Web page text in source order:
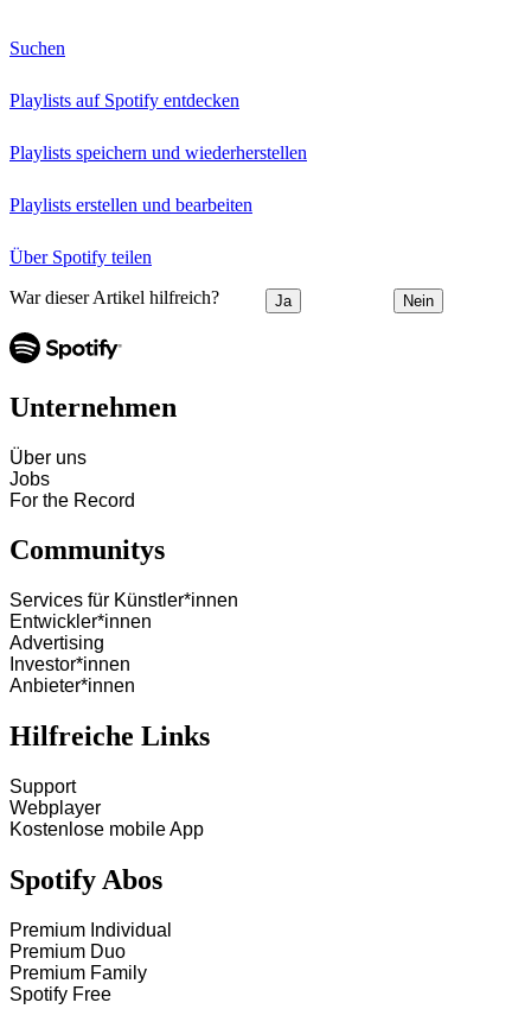
Suchen
Playlists auf Spotify entdecken
Playlists speichern und wiederherstellen
Playlists erstellen und bearbeiten
Über Spotify teilen
War dieser Artikel hilfreich? Ja Nein
Unternehmen
Über uns
Jobs
For the Record
Communitys
Services für Künstler*innen
Entwickler*innen
Advertising
Investor*innen
Anbieter*innen
Hilfreiche Links
Support
Webplayer
Kostenlose mobile App
Spotify Abos
Premium Individual
Premium Duo
Premium Family
Spotify Free